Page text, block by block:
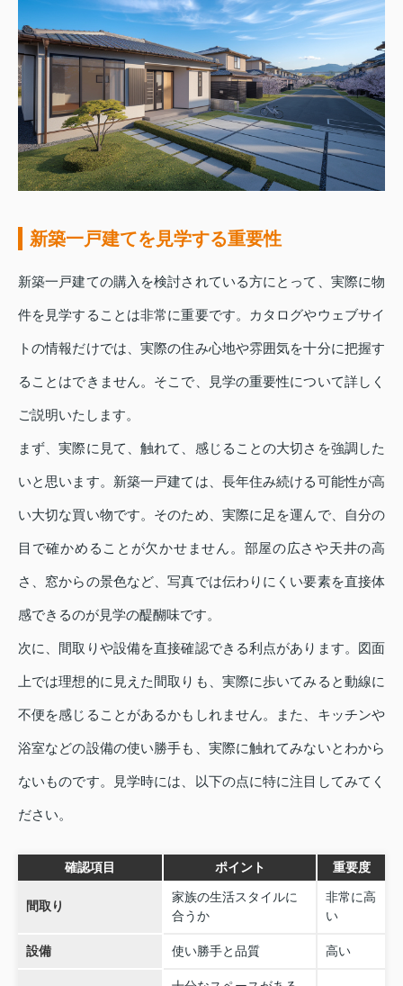
新築一戸建てを見学する重要性
新築一戸建ての購入を検討されている方にとって、実際に物
件を見学することは非常に重要です。カタログやウェブサイ
トの情報だけでは、実際の住み心地や雰囲気を十分に把握す
ることはできません。そこで、見学の重要性について詳しく
ご説明いたします。
まず、実際に見て、触れて、感じることの大切さを強調した
いと思います。新築一戸建ては、長年住み続ける可能性が高
い大切な買い物です。そのため、実際に足を運んで、自分の
目で確かめることが欠かせません。部屋の広さや天井の高
さ、窓からの景色など、写真では伝わりにくい要素を直接体
感できるのが見学の醍醐味です。
次に、間取りや設備を直接確認できる利点があります。図面
上では理想的に見えた間取りも、実際に歩いてみると動線に
不便を感じることがあるかもしれません。また、キッチンや
浴室などの設備の使い勝手も、実際に触れてみないとわから
ないものです。見学時には、以下の点に特に注目してみてく
ださい。
確認項目 ポイント 重要度
間取り
家族の生活スタイルに
合うか
非常に高
い
設備 使い勝手と品質 高い